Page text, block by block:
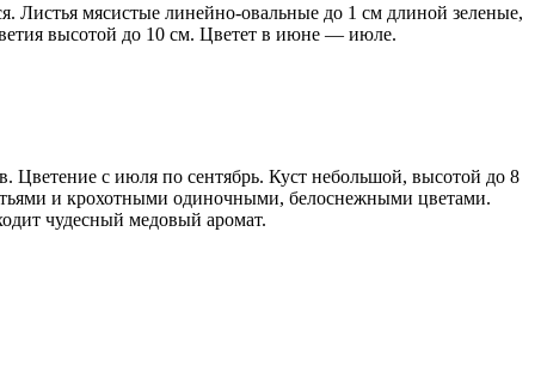
Листья мясистые линейно-овальные до 1 см длиной зеленые,
высотой до 10 см. Цветет в июне — июле.
Цветение с июля по сентябрь. Куст небольшой, высотой до 8
и крохотными одиночными, белоснежными цветами.
чудесный медовый аромат.